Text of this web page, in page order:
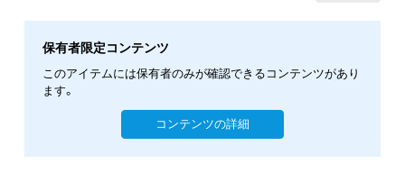
保有者限定コンテンツ
このアイテムには保有者のみが確認できるコンテンツがあり
ます。
コンテンツの詳細